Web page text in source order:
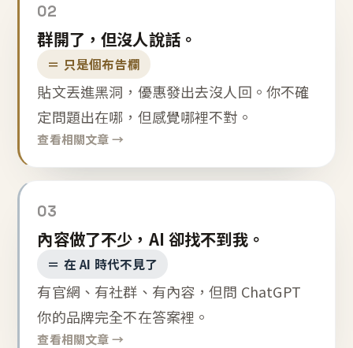
02
群開了，但沒人說話。
＝ 只是個布告欄
貼文丟進黑洞，優惠發出去沒人回。你不確
定問題出在哪，但感覺哪裡不對。
查看相關文章 →
03
內容做了不少，AI 卻找不到我。
＝ 在 AI 時代不見了
有官網、有社群、有內容，但問 ChatGPT
你的品牌完全不在答案裡。
查看相關文章 →